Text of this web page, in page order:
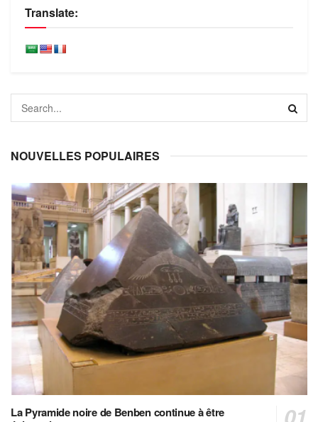
Translate:
NOUVELLES POPULAIRES
La Pyramide noire de Benben continue à être